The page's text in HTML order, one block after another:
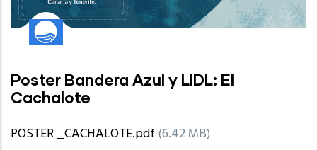
Poster Bandera Azul y LIDL: El
Cachalote
POSTER _CACHALOTE.pdf (6.42 MB)